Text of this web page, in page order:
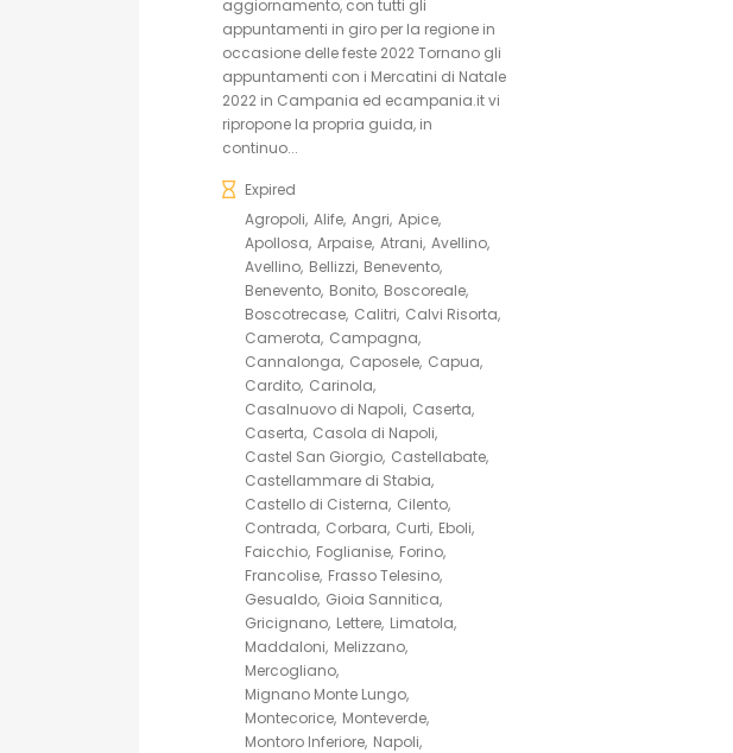
aggiornamento, con tutti gli
appuntamenti in giro per la regione in
occasione delle feste 2022 Tornano gli
appuntamenti con i Mercatini di Natale
2022 in Campania ed ecampania.it vi
ripropone la propria guida, in
continuo...
Expired
Agropoli Alife Angri Apice
Apollosa Arpaise Atrani Avellino
Avellino Bellizzi Benevento
Benevento Bonito Boscoreale
Boscotrecase Calitri Calvi Risorta
Camerota Campagna
Cannalonga Caposele Capua
Cardito Carinola
Casalnuovo di Napoli Caserta
Caserta Casola di Napoli
Castel San Giorgio Castellabate
Castellammare di Stabia
Castello di Cisterna Cilento
Contrada Corbara Curti Eboli
Faicchio Foglianise Forino
Francolise Frasso Telesino
Gesualdo Gioia Sannitica
Gricignano Lettere Limatola
Maddaloni Melizzano
Mercogliano
Mignano Monte Lungo
Montecorice Monteverde
Montoro Inferiore Napoli